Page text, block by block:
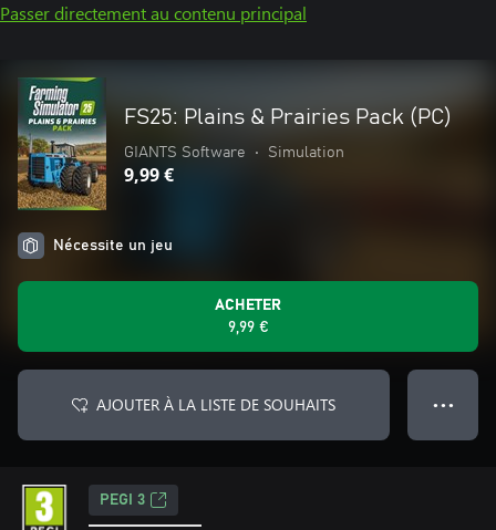
Passer directement au contenu principal
FS25: Plains & Prairies Pack (PC)
GIANTS Software • Simulation
9,99 €
Nécessite un jeu
ACHETER
9,99 €
AJOUTER À LA LISTE DE SOUHAITS ● ● ●
PEGI 3